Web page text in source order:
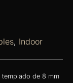
, Indoor
de 8 mm